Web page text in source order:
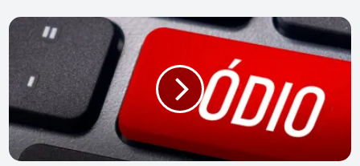
(3-
Estádio
Nacional
Discurso
online
liberdade
de
expressão.
Direito